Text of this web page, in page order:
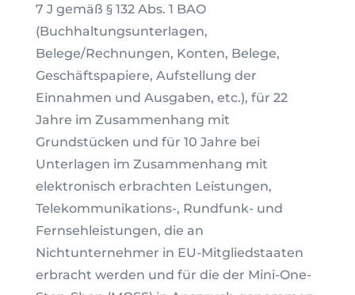
7 J gemäß § 132 Abs. 1 BAO
(Buchhaltungsunterlagen,
Belege/Rechnungen, Konten, Belege,
Geschäftspapiere, Aufstellung der
Einnahmen und Ausgaben, etc.), für 22
Jahre im Zusammenhang mit
Grundstücken und für 10 Jahre bei
Unterlagen im Zusammenhang mit
elektronisch erbrachten Leistungen,
Telekommunikations-, Rundfunk- und
Fernsehleistungen, die an
Nichtunternehmer in EU-Mitgliedstaaten
erbracht werden und für die der Mini-One-